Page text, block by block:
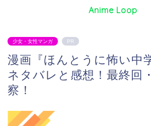
Anime Loop
少女・女性マンガ PR
漫画『ほんとうに怖い中
ネタバレと感想！最終回
察！